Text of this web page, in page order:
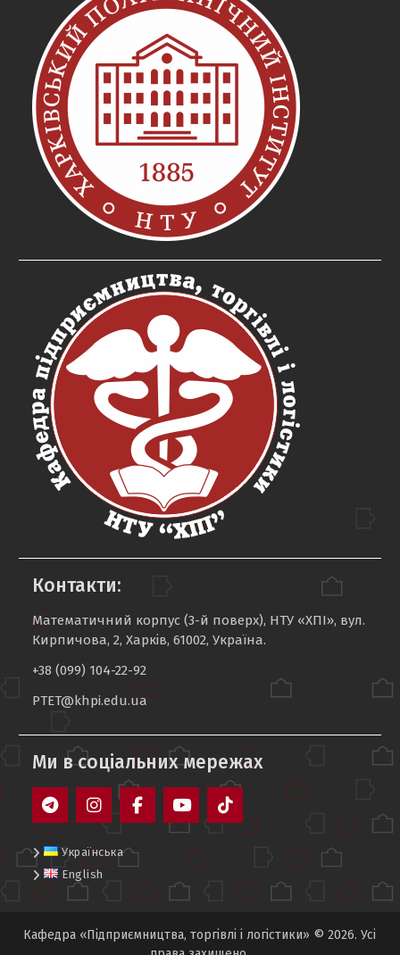
Контакти:
Математичний корпус (3-й поверх), НТУ «ХПІ», вул.
Кирпичова, 2, Харків, 61002, Україна.
+38 (099) 104-22-92
PTET@khpi.edu.ua
Ми в соцiальних мережах
Telegram FacebookYouTube
TikTok
Українська
English
Кафедра «Підприємництва, торгівлі і логістики» © 2026. Усі